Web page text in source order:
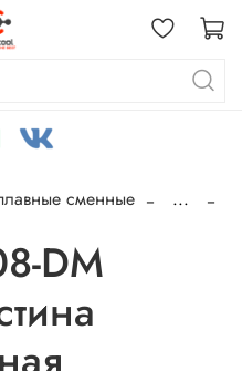
сменные
...
DM